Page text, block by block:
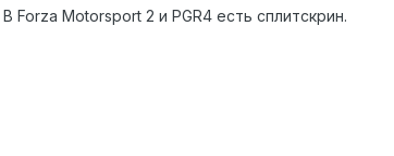
В Forza Motorsport 2 и PGR4 есть сплитскрин.